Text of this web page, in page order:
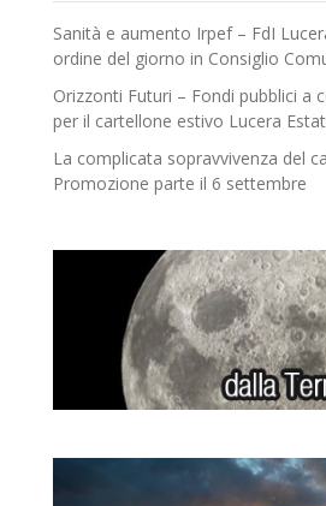
Sanità e aumento Irpef – FdI
ordine del giorno in Consiglio
Orizzonti Futuri – Fondi pubblici a
per il cartellone estivo Lucera
La complicata sopravvivenza del
Promozione parte il 6 settembre